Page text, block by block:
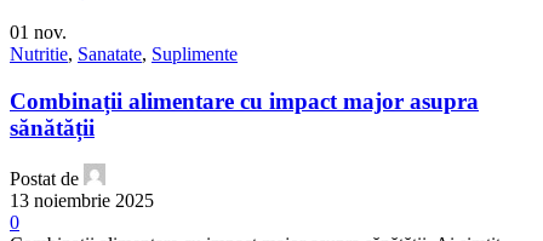
01 nov.
Nutritie, Sanatate, Suplimente
Combinații alimentare cu impact major asupra
sănătății
Postat de
13 noiembrie 2025
0